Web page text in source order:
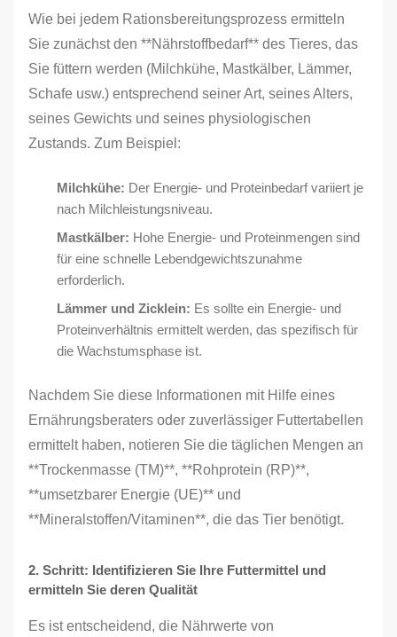
Wie bei jedem Rationsbereitungsprozess ermitteln
Sie zunächst den **Nährstoffbedarf** des Tieres, das
Sie füttern werden (Milchkühe, Mastkälber, Lämmer,
Schafe usw.) entsprechend seiner Art, seines Alters,
seines Gewichts und seines physiologischen
Zustands. Zum Beispiel:
Milchkühe: Der Energie- und Proteinbedarf variiert je
nach Milchleistungsniveau.
Mastkälber: Hohe Energie- und Proteinmengen sind
für eine schnelle Lebendgewichtszunahme
erforderlich.
Lämmer und Zicklein: Es sollte ein Energie- und
Proteinverhältnis ermittelt werden, das spezifisch für
die Wachstumsphase ist.
Nachdem Sie diese Informationen mit Hilfe eines
Ernährungsberaters oder zuverlässiger Futtertabellen
ermittelt haben, notieren Sie die täglichen Mengen an
**Trockenmasse (TM)**, **Rohprotein (RP)**,
**umsetzbarer Energie (UE)** und
**Mineralstoffen/Vitaminen**, die das Tier benötigt.
2. Schritt: Identifizieren Sie Ihre Futtermittel und
ermitteln Sie deren Qualität
Es ist entscheidend, die Nährwerte von